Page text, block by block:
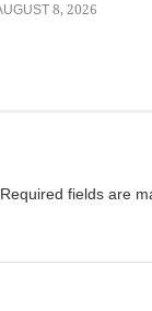
8, 2026
Required fields are